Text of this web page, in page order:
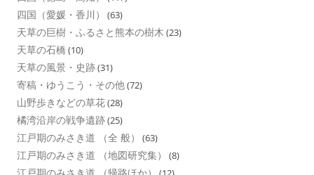
四国（愛媛・香川） (63)
天草の巨樹・ふるさと熊本の樹木 (23)
天草の石橋 (10)
天草の風景・史跡(31)
寄稿・ゆうこう・その他(72)
山野歩きなどの草花(28)
橘湾沿岸の戦争遺跡(25)
江戸期のみさき道 （全 般） (63)
江戸期のみさき道 （地図研究集） (8)